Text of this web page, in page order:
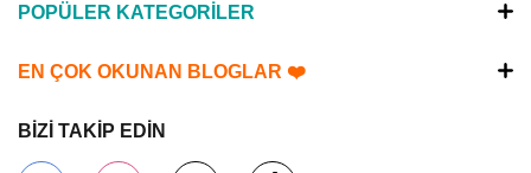
POPÜLER KATEGORİLER
EN ÇOK OKUNAN BLOGLAR ❤️
BİZİ TAKİP EDİN